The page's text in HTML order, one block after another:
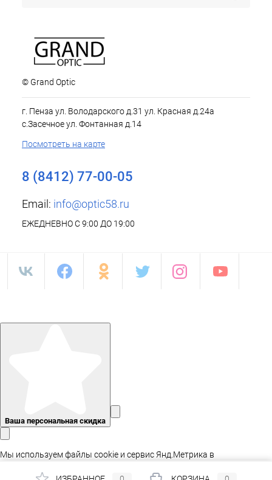
© Grand Optic
г. Пенза ул. Володарского д.31 ул. Красная д.24а
с.Засечное ул. Фонтанная д.14
Посмотреть на карте
8 (8412) 77-00-05
Email: info@optic58.ru
ЕЖЕДНЕВНО С 9:00 ДО 19:00
Ваша персональная скидка
Мы используем файлы cookie и сервис Янд.Метрика в